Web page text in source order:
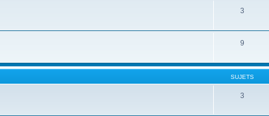
3
9
SUJETS
3